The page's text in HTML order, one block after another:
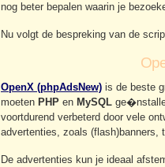
nog beter bepalen waarin je
Nu volgt de bespreking van de
OpenX (phpAdsNew) is de beste
moeten PHP en MySQL
voortdurend verbeterd door vele
advertenties, zoals (flash)banners,
De advertenties kun je ideaal